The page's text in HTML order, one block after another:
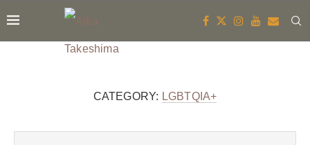
CATEGORY: LGBTQIA+